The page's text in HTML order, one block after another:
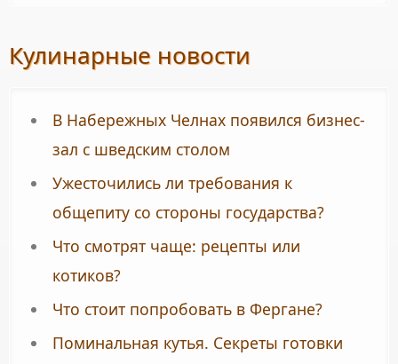
Кулинарные новости
В Набережных Челнах появился бизнес-
зал с шведским столом
Ужесточились ли требования к
общепиту со стороны государства?
Что смотрят чаще: рецепты или
котиков?
Что стоит попробовать в Фергане?
Поминальная кутья. Секреты готовки